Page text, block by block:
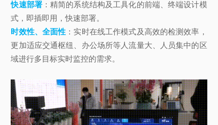
快速部署：精简的系统结构及工具化的前端、终端设计模
式，即插即用，快速部署。
时效性、全面性 ：实时在线工作模式及高效的检测效率，
更加适应交通枢纽、办公场所等人流量大、人员集中的区
域进行多目标实时监控的需求。